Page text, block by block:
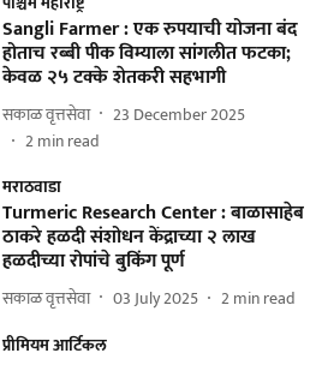
Sangli Farmer : एक रुपयाची योजना बंद
होताच रब्बी पीक विम्याला सांगलीत फटका;
केवळ २५ टक्के शेतकरी सहभागी
सकाळ वृत्तसेवा
23 December 2025
2min read
मराठवाडा
Turmeric Research Center : बाळासाहेब
ठाकरे हळदी संशोधन केंद्राच्या २ लाख
हळदीच्या रोपांचे बुकिंग पूर्ण
सकाळ वृत्तसेवा 03 July 2025 2min read
प्रीमियम आर्टिकल